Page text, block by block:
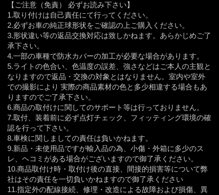
【ご注意（免責） 必ずお読み下さい】
1.取り付けは自己責任にて行ってください。
2.必ずお車の純正球形状をご確認の上ご購入ください。
3.形状違い等の返品交換対応は致しかねます。あらかじめご了
承下さい。
4.一部の車種で防水カバーの加工が必要な場合があります。
5.ライトの色合い、色温度の誤差、強さなどはご本人の主観と
なりますので返品・交換の対象とはなりません。室内や室外
での撮影により 実際の商品素材の色と多少相違する場合もあ
りますのでご了承下さい。
6.商品の取付けに関してのサポート等は行っておりません。
7.取付、装着前に必ず点灯チェック、フィッティング環境の確
認を行って下さい。
8.車検に関しましての責任は負いかねます。
9.新品・未使用品ですが輸入品の為、小傷・外箱に多少のス
レ、ヘコミがある場合がございますので御了承ください。
10.商品取付け時・取付け後の直接、間接的損害等について弊
社はその責任を一切負いかねますので御了承ください
11.指定外の配線接続、修理・改造による故障および損傷、異